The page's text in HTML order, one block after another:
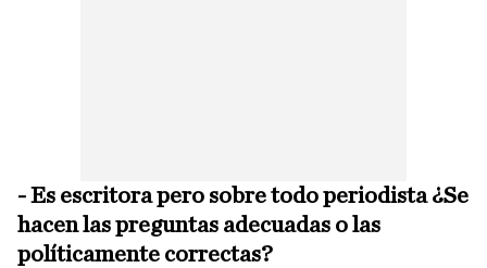
- Es escritora pero sobre todo periodista ¿Se
hacen las preguntas adecuadas o las
políticamente correctas?